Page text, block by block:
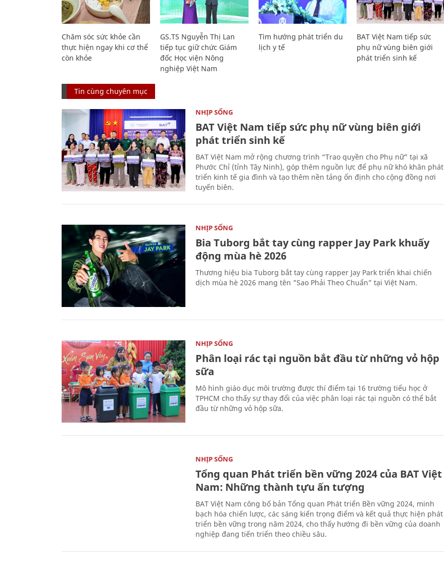
Chăm sóc sức khỏe cần
thực hiện ngay khi cơ thể
còn khỏe
GS.TS Nguyễn Thị Lan
tiếp tục giữ chức Giám
đốc Học viện Nông
nghiệp Việt Nam
Tìm hướng phát triển du
lịch y tế
BAT Việt Nam tiếp sức
phụ nữ vùng biên giới
phát triển sinh kế
Tin cùng chuyên mục
NHỊP SỐNG
BAT Việt Nam tiếp sức phụ nữ vùng biên giới
phát triển sinh kế
BAT Việt Nam mở rộng chương trình “Trao quyền cho Phụ nữ” tại xã
Phước Chỉ (tỉnh Tây Ninh), góp thêm nguồn lực để phụ nữ khó khăn phát
triển kinh tế gia đình và tạo thêm nền tảng ổn định cho cộng đồng nơi
tuyến biên.
NHỊP SỐNG
Bia Tuborg bắt tay cùng rapper Jay Park khuấy
động mùa hè 2026
Thương hiệu bia Tuborg bắt tay cùng rapper Jay Park triển khai chiến
dịch mùa hè 2026 mang tên "Sao Phải Theo Chuẩn” tại Việt Nam.
NHỊP SỐNG
Phân loại rác tại nguồn bắt đầu từ những vỏ hộp
sữa
Mô hình giáo dục môi trường được thí điểm tại 16 trường tiểu học ở
TPHCM cho thấy sự thay đổi của việc phân loại rác tại nguồn có thể bắt
đầu từ những vỏ hộp sữa.
NHỊP SỐNG
Tổng quan Phát triển bền vững 2024 của BAT Việt
Nam: Những thành tựu ấn tượng
BAT Việt Nam công bố bản Tổng quan Phát triển Bền vững 2024, minh
bạch hóa chiến lược, các sáng kiến trọng điểm và kết quả thực hiện phát
triển bền vững trong năm 2024, cho thấy hướng đi bền vững của doanh
nghiệp đang tiến triển theo chiều sâu.